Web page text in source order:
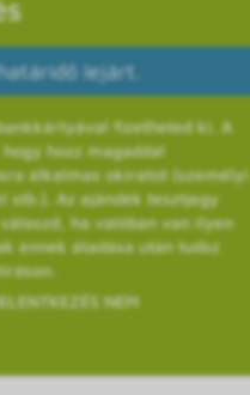
lejárt.
fizetheted ki. A
hozz magaddal
alkalmas okiratot (személyi
stb.). Az ajándék tesztjegy
ha valóban van ilyen
ennek átadása után tudsz
NEM